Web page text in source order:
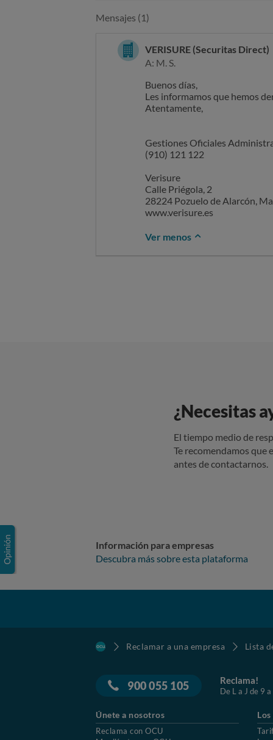
conexión inalámbrica entre la
router wifi 6 de mi empresa , le
tras múltiples intentos el
se perderían algunas
por lo que entonces al no
en ese momento el técnico me
Esa misma tarde, llamé al
39e informándome de que EN
pasada una semana, en el día
donde explicado mi caso, me
le envié el justificante y me
a día de hoy 18/05/2026 sigo
Mensajes (1)
VERISURE (Securitas Direct)
A: M. S.
Buenos días,
Les informamos que hemos
Atentamente,
Gestiones Oficiales
(910) 121 122
Verisure
Calle Priégola, 2
28224 Pozuelo de Alarcón,
www.verisure.es
Ver menos
¿Necesitas
El tiempo medio de
Te recomendamos que
antes de contactarnos.
Información para empresas
Descubra más sobre esta plataforma
Reclamar a una empresa Lista
900 055 105 Reclama!
De L a J de 9
Únete a nosotros
Reclama con OCU